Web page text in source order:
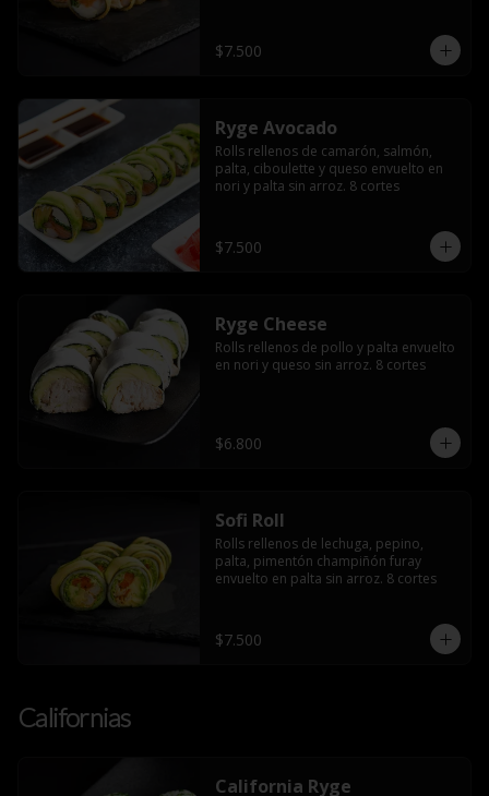
$7.500
Ryge Avocado
Rolls rellenos de camarón, salmón,
palta, ciboulette y queso envuelto en
nori y palta sin arroz. 8 cortes
$7.500
Ryge Cheese
Rolls rellenos de pollo y palta envuelto
en nori y queso sin arroz. 8 cortes
$6.800
Sofi Roll
Rolls rellenos de lechuga, pepino,
palta, pimentón champiñón furay
envuelto en palta sin arroz. 8 cortes
$7.500
Californias
California Ryge